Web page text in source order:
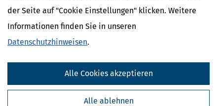
der Seite auf "Cookie Einstellungen" klicken. Weitere
Informationen finden Sie in unseren
Datenschutzhinweisen.
Alle ablehnen
Alle Cookies akzeptieren
Absenden
Steuertipps
Steuertipps Selbstständige
von Steuertipps abonnieren. Die
Meine Einwilligung kann ich jederzeit durch
Abbestellung des Newsletters widerrufen.